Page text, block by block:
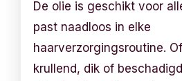
De olie is geschikt voor
past naadloos in elke
haarverzorgingsroutine.
krullend, dik of